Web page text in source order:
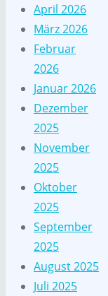
April 2026
März 2026
Februar
2026
Januar 2026
Dezember
2025
November
2025
Oktober
2025
September
2025
August 2025
Juli 2025